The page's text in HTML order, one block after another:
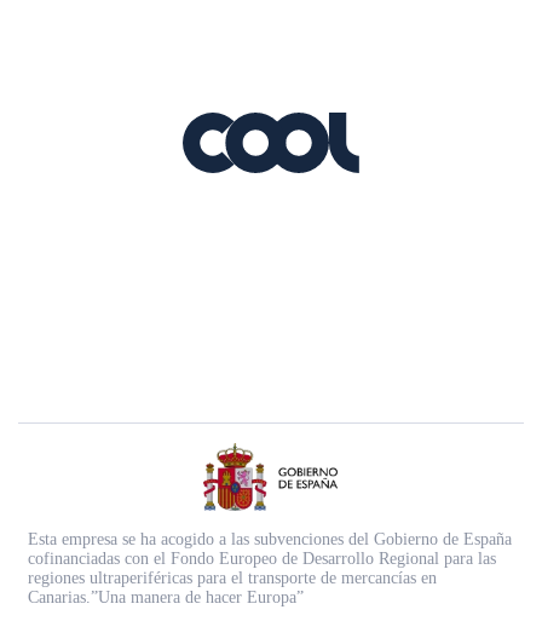
Esta empresa se ha acogido a las subvenciones del Gobierno de España
cofinanciadas con el Fondo Europeo de Desarrollo Regional para las
regiones ultraperiféricas para el transporte de mercancías en
Canarias.”Una manera de hacer Europa”